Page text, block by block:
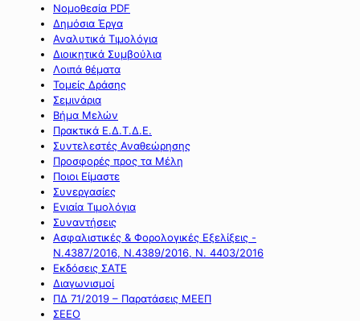
Νομοθεσία PDF
Δημόσια Έργα
Αναλυτικά Τιμολόγια
Διοικητικά Συμβούλια
Λοιπά θέματα
Τομείς Δράσης
Σεμινάρια
Βήμα Μελών
Πρακτικά Ε.Δ.Τ.Δ.Ε.
Συντελεστές Αναθεώρησης
Προσφορές προς τα Μέλη
Ποιοι Είμαστε
Συνεργασίες
Ενιαία Τιμολόγια
Συναντήσεις
Ασφαλιστικές & Φορολογικές Εξελίξεις -
Ν.4387/2016, Ν.4389/2016, Ν. 4403/2016
Εκδόσεις ΣΑΤΕ
Διαγωνισμοί
ΠΔ 71/2019 – Παρατάσεις ΜΕΕΠ
ΣΕΕΟ